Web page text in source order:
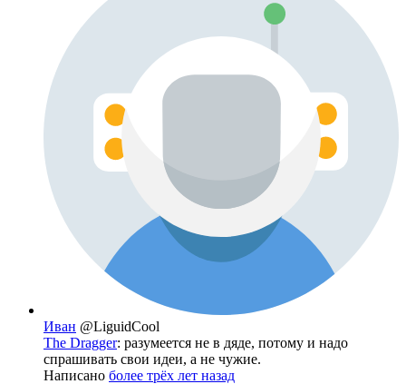
Иван @LiguidCool
The Dragger: разумеется не в дяде, потому и надо
спрашивать свои идеи, а не чужие.
Написано более трёх лет назад